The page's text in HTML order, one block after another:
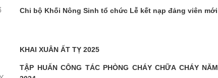
Chi bộ Khối Nông Sinh tổ chức Lễ kết nạp đảng viên mới
KHAI XUÂN ẤT TỴ 2025
TẬP HUẤN CÔNG TÁC PHÒNG CHÁY CHỮA CHÁY NĂM